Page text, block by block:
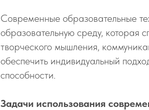
Современные образовательные
образовательную среду, которая
творческого мышления,
обеспечить индивидуальный
способности.
Задачи использования